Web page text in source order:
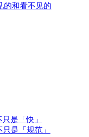
的和看不见的
是「快」
只是「规范」